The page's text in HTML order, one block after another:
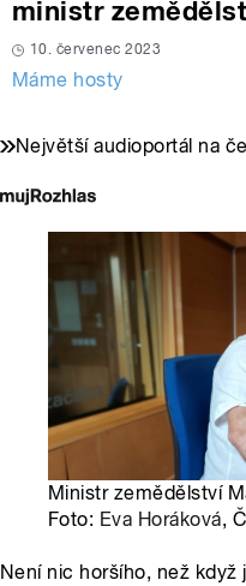
ministr
10. červenec 2023
Máme hosty
Největší audioportál na
Ministr zemědělství
Foto: Eva Horáková,
Není nic horšího, než když